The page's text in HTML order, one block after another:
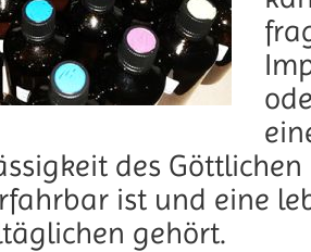
des
ist und eine
gehört.